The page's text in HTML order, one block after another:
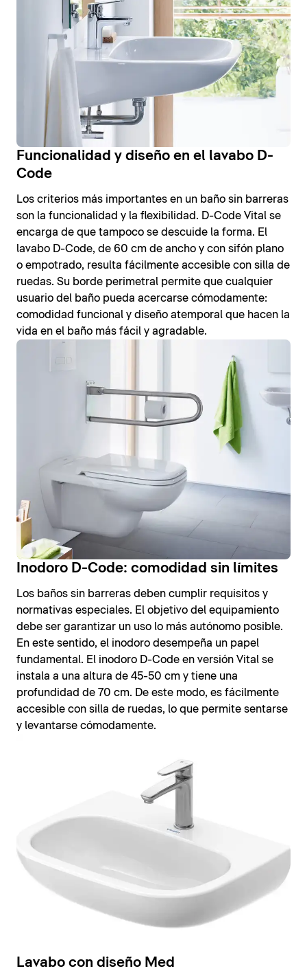
Funcionalidad y diseño en el lavabo D-
Code
Los criterios más importantes en un baño sin barreras
son la funcionalidad y la flexibilidad. D-Code Vital se
encarga de que tampoco se descuide la forma. El
lavabo D-Code, de 60 cm de ancho y con sifón plano
o empotrado, resulta fácilmente accesible con silla de
ruedas. Su borde perimetral permite que cualquier
usuario del baño pueda acercarse cómodamente:
comodidad funcional y diseño atemporal que hacen la
vida en el baño más fácil y agradable.
Inodoro D-Code: comodidad sin límites
Los baños sin barreras deben cumplir requisitos y
normativas especiales. El objetivo del equipamiento
debe ser garantizar un uso lo más autónomo posible.
En este sentido, el inodoro desempeña un papel
fundamental. El inodoro D-Code en versión Vital se
instala a una altura de 45-50 cm y tiene una
profundidad de 70 cm. De este modo, es fácilmente
accesible con silla de ruedas, lo que permite sentarse
y levantarse cómodamente.
Lavabo con diseño Med